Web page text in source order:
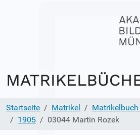
Startseite Matrikel
1905
03044 Martin Rozek